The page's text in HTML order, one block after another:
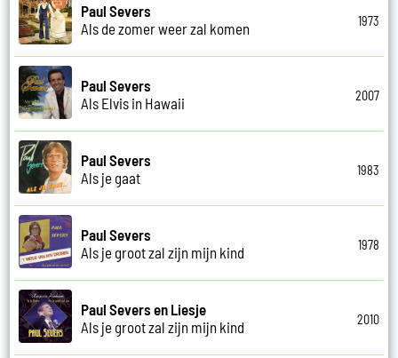
Paul Severs
Als de zomer weer zal komen
1973
Paul Severs
Als Elvis in Hawaii
2007
Paul Severs
Als je gaat
1983
Paul Severs
Als je groot zal zijn mijn kind
1978
Paul Severs en Liesje
Als je groot zal zijn mijn kind
2010